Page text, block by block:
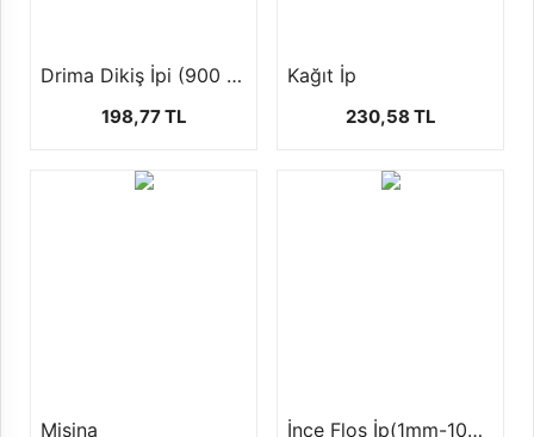
Drima Dikiş İpi (900 mt)
198,77 TL
Kağıt İp
230,58 TL
Misina İnce Floş İp(1mm-100 yards-92 mt)